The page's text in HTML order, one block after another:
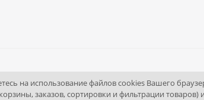
портал.
А, пом. 4
на использование файлов cookies Вашего
заказов, сортировки и фильтрации товаров)